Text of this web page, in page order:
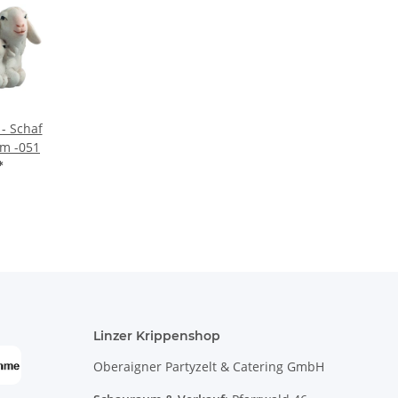
Schaf
-051
Linzer Krippenshop
Oberaigner Partyzelt & Catering GmbH